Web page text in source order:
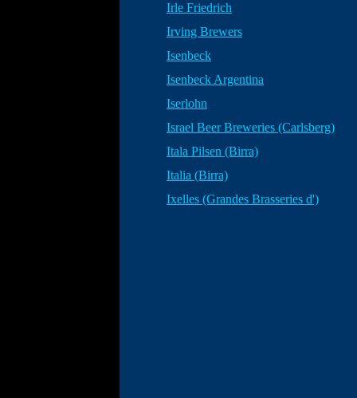
Irle Friedrich
Irving Brewers
Isenbeck
Isenbeck Argentina
Iserlohn
Israel Beer Breweries (Carlsberg)
Itala Pilsen (Birra)
Italia (Birra)
Ixelles (Grandes Brasseries d')